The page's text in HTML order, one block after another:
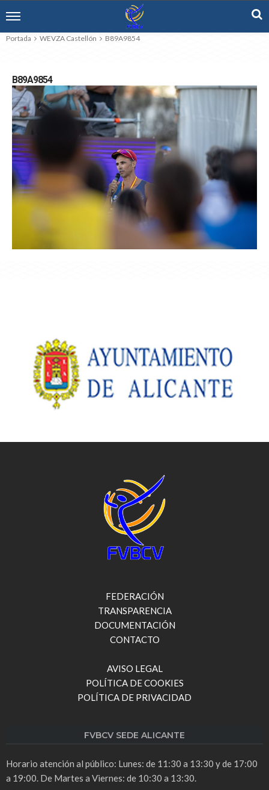
Portada WEVZA Castellón B89A9854
B89A9854
FEDERACIÓN
TRANSPARENCIA
DOCUMENTACIÓN
CONTACTO
AVISO LEGAL
POLÍTICA DE COOKIES
POLÍTICA DE PRIVACIDAD
FVBCV SEDE ALICANTE
Horario atención al público: Lunes: de 11:30 a 13:30 y de 17:00
a 19:00. De Martes a Viernes: de 10:30 a 13:30.